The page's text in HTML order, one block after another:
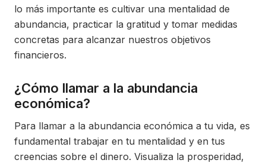
lo más importante es cultivar una mentalidad de
abundancia, practicar la gratitud y tomar medidas
concretas para alcanzar nuestros objetivos
financieros.
¿Cómo llamar a la abundancia
económica?
Para llamar a la abundancia económica a tu vida, es
fundamental trabajar en tu mentalidad y en tus
creencias sobre el dinero. Visualiza la prosperidad,